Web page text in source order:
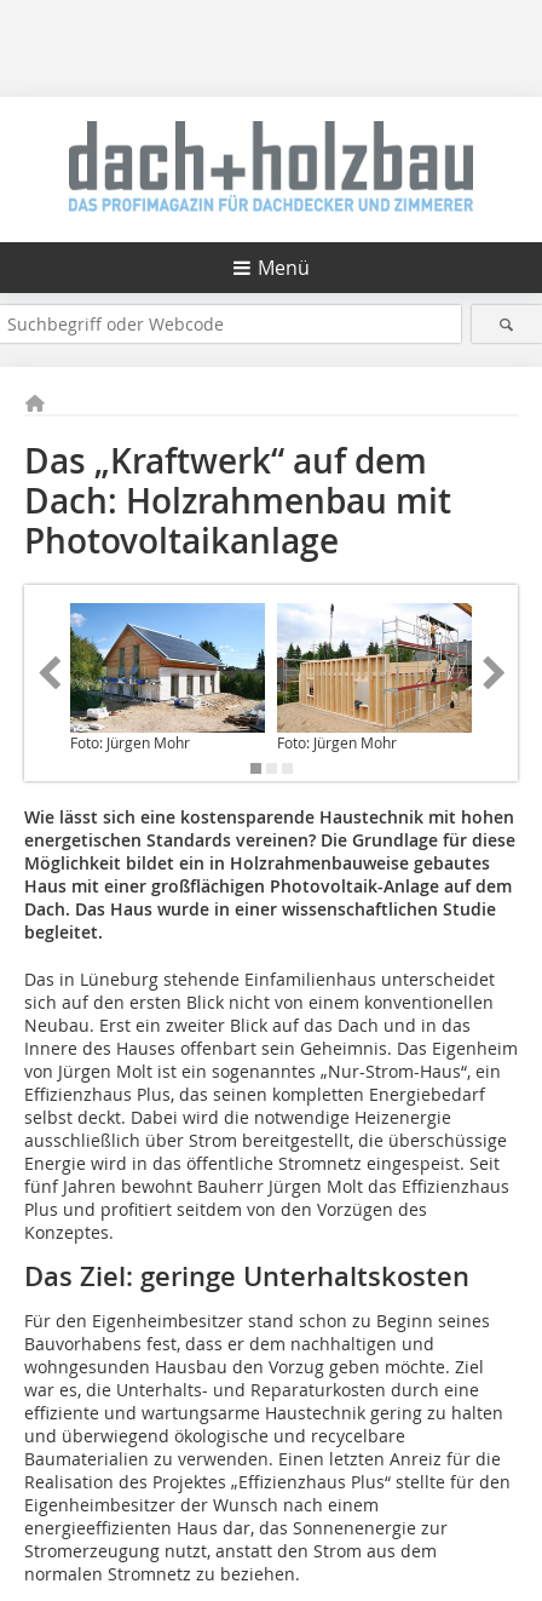
Menü
Das „Kraftwerk“ auf dem
Dach: Holzrahmenbau mit
Photovoltaikanlage
Foto: Jürgen Mohr Foto: Jürgen Mohr
Wie lässt sich eine kostensparende Haustechnik mit hohen
energetischen Standards vereinen? Die Grundlage für diese
Möglichkeit bildet ein in Holzrahmenbauweise gebautes
Haus mit einer großflächigen Photovoltaik-Anlage auf dem
Dach. Das Haus wurde in einer wissenschaftlichen Studie
begleitet.
Das in Lüneburg stehende Einfamilienhaus unterscheidet
sich auf den ersten Blick nicht von einem konventionellen
Neubau. Erst ein zweiter Blick auf das Dach und in das
Innere des Hauses offenbart sein Geheimnis. Das Eigenheim
von Jürgen Molt ist ein sogenanntes „Nur-Strom-Haus“, ein
Effizienzhaus Plus, das seinen kompletten Energiebedarf
selbst deckt. Dabei wird die notwendige Heizenergie
ausschließlich über Strom bereitgestellt, die überschüssige
Energie wird in das öffentliche Stromnetz eingespeist. Seit
fünf Jahren bewohnt Bauherr Jürgen Molt das Effizienzhaus
Plus und profitiert seitdem von den Vorzügen des
Konzeptes.
Das Ziel: geringe Unterhaltskosten
Für den Eigenheimbesitzer stand schon zu Beginn seines
Bauvorhabens fest, dass er dem nachhaltigen und
wohngesunden Hausbau den Vorzug geben möchte. Ziel
war es, die Unterhalts- und Reparaturkosten durch eine
effiziente und wartungsarme Haustechnik gering zu halten
und überwiegend ökologische und recycelbare
Baumaterialien zu verwenden. Einen letzten Anreiz für die
Realisation des Projektes „Effizienzhaus Plus“ stellte für den
Eigenheimbesitzer der Wunsch nach einem
energieeffizienten Haus dar, das Sonnenenergie zur
Stromerzeugung nutzt, anstatt den Strom aus dem
normalen Stromnetz zu beziehen.